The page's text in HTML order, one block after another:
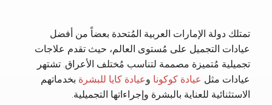
تمتلك دولة الإمارات العربية المُتحدة بعضاً من أفضل
عيادات التجميل على مُستوى العالم، حيث تقدم علاجات
تجميلية مُتميزة مصممة لتناسب مُختلف الأعراق. تشتهر
عيادات مثل عيادة كوكوناوعيادة كايا للبشرةبخدماتهم
الاستثنائية للعناية بالبشرة وإجراءاتها التجميلية.